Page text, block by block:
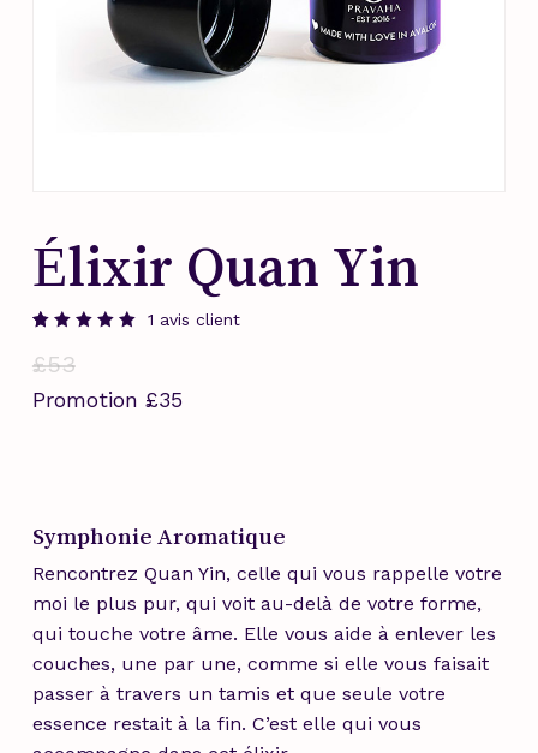
Élixir Quan Yin
5.00
sur 5
basé
sur
1 avis client
£53
Promotion £35
Symphonie Aromatique
Rencontrez Quan Yin, celle qui vous rappelle votre
moi le plus pur, qui voit au-delà de votre forme,
qui touche votre âme. Elle vous aide à enlever les
couches, une par une, comme si elle vous faisait
passer à travers un tamis et que seule votre
essence restait à la fin. C’est elle qui vous